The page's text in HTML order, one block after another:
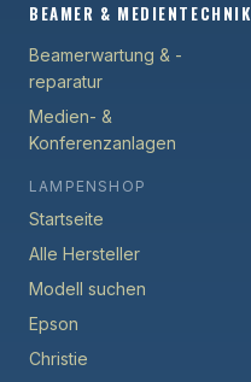
BEAMER & MEDIENTECHNIK
Beamerwartung & -
reparatur
Medien- &
Konferenzanlagen
LAMPENSHOP
Startseite
Alle Hersteller
Modell suchen
Epson
Christie